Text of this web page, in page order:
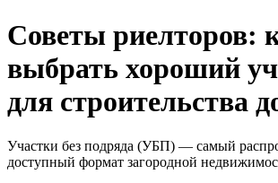
Советы риелторов:
выбрать хороший
для строительства
Участки без подряда (УБП) — самый
доступный формат загородной